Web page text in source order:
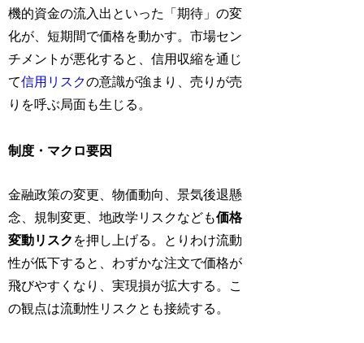
機的資金の流入出といった「期待」の変
化が、短期間で価格を動かす。市場セン
チメントが悪化すると、信用収縮を通じ
て信用リスクの意識が強まり、売りが売
りを呼ぶ局面も生じる。
制度・マクロ要因
金融政策の変更、物価動向、景気後退懸
念、規制変更、地政学リスクなども価格
変動リスク を押し上げる。とりわけ流動
性が低下すると、わずかな注文で価格が
飛びやすくなり、実現損が拡大する。こ
の観点は流動性リスクとも接続する。